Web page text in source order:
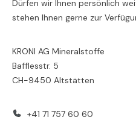
Dürfen wir Ihnen persönlich
stehen Ihnen gerne zur
KRONI AG Mineralstoffe
Bafflesstr. 5
CH-9450 Altstätten
+41 71 757 60 60